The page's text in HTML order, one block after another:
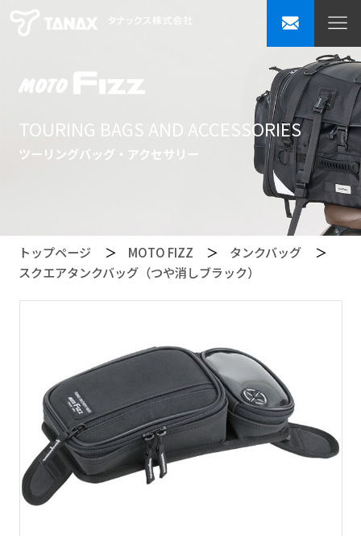
TOURING BAGS AND ACCESSORIES
ツーリングバッグ・アクセサリー
トップページ MOTO FIZZ
タンクバッグ
スクエアタンクバッグ（つや消しブラック）